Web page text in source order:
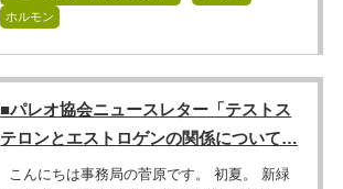
ホルモン
■パレオ協会ニュースレター「テストス
テロンとエストロゲンの関係について…
こんにちは事務局の菅原です。 初夏。 新緑